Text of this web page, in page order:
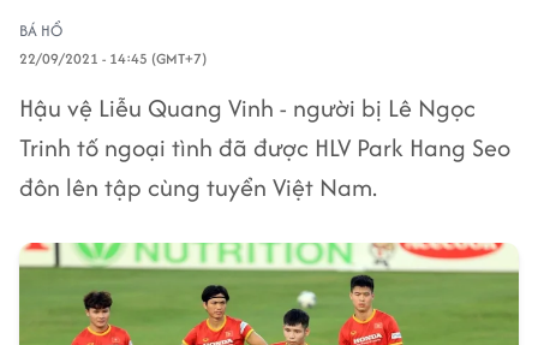
BÁ HỔ
22/09/2021 - 14:45 (GMT+7)
Hậu vệ Liễu Quang Vinh - người bị Lê Ngọc
Trinh tố ngoại tình đã được HLV Park Hang Seo
đôn lên tập cùng tuyển Việt Nam.